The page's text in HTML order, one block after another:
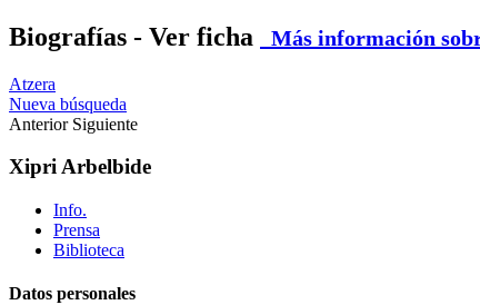
Biografías - Ver ficha Más información
Atzera
Nueva búsqueda
Anterior Siguiente
Xipri Arbelbide
Info.
Prensa
Biblioteca
Datos personales